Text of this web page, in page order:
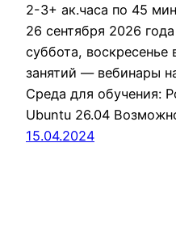
2-3+ ак.часа по 45
26 сентября 2026
суббота,
занятий — вебинары
Среда для обучения:
Ubuntu 26.04
15.04.2024